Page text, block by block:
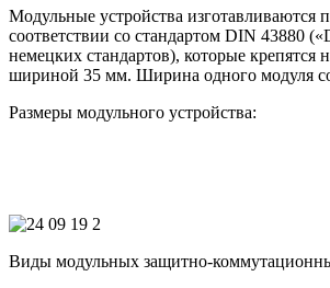
Модульные устройства изготавливаются
соответствии со стандартом DIN 43880
немецких стандартов), которые крепятся
шириной 35 мм. Ширина одного модуля
Размеры модульного устройства:
Виды модульных защитно-